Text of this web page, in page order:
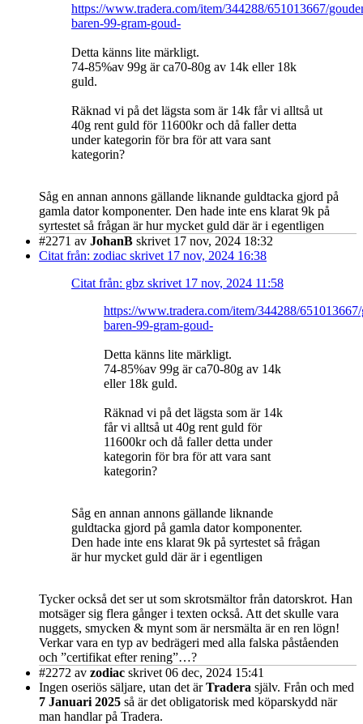
https://www.tradera.com/item/344288/651013667/
baren-99-gram-goud-
Detta känns lite märkligt.
74-85%av 99g är ca70-80g av 14k eller 18k
guld.
Räknad vi på det lägsta som är 14k får vi alltså ut
40g rent guld för 11600kr och då faller detta
under kategorin för bra för att vara sant
kategorin?
Såg en annan annons gällande liknande guldtacka gjord på
gamla dator komponenter. Den hade inte ens klarat 9k på
syrtestet så frågan är hur mycket guld där är i egentligen
#2271 av JohanB skrivet 17 nov, 2024 18:32
Citat från: zodiac skrivet 17 nov, 2024 16:38
Citat från: gbz skrivet 17 nov, 2024 11:58
https://www.tradera.com/item/344288/
baren-99-gram-goud-
Detta känns lite märkligt.
74-85%av 99g är ca70-80g av 14k
eller 18k guld.
Räknad vi på det lägsta som är 14k
får vi alltså ut 40g rent guld för
11600kr och då faller detta under
kategorin för bra för att vara sant
kategorin?
Såg en annan annons gällande liknande
guldtacka gjord på gamla dator komponenter.
Den hade inte ens klarat 9k på syrtestet så frågan
är hur mycket guld där är i egentligen
Tycker också det ser ut som skrotsmältor från datorskrot. Han
motsäger sig flera gånger i texten också. Att det skulle vara
nuggets, smycken & mynt som är nersmälta är en ren lögn!
Verkar vara en typ av bedrägeri med alla falska påståenden
och ”certifikat efter rening”…?
#2272 av zodiac skrivet 06 dec, 2024 15:41
Ingen oseriös säljare, utan det ärTradera själv. Från och med
7 Januari 2025 så är det obligatorisk med köparskydd när
man handlar på Tradera.